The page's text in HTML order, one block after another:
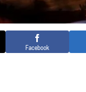
Facebook